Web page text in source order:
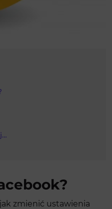
zmienić ustawienia